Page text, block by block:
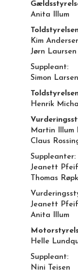
Anita Illum
Kim
Jørn Laursen
Suppleant:
Simon Larsen
Henrik
Martin Illum
Claus
Suppleanter:
Jeanett
Thomas
Jeanett
Anita Illum
Helle
Suppleant:
Nini Teisen